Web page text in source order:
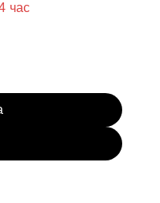
кошничка